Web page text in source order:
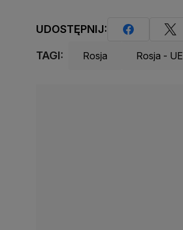
UDOSTĘPNIJ:
TAGI: Rosja Rosja - UE